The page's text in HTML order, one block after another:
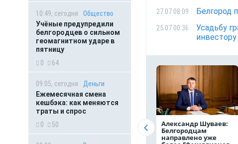
10:49, сегодня
Общество
Учёные предупредили
белгородцев о сильном
геомагнитном ударе в
пятницу
0
64
09:05, сегодня
Деньги
Ежемесячная смена
кешбэка: как меняются
траты и спрос
0
50
27.07 08:09 Белгород
25.07 00:36
Усадьбу
инвестору
Александр Шуваев:
Белгородцам
направлено уже